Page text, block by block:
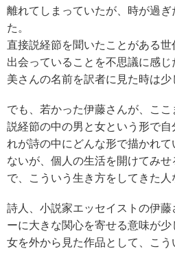
離れてしまっていたが、時が過
た。
直接説経節を聞いたことがある
出会っていることを不思議に感
美さんの名前を訳者に見た時は少
でも、若かった伊藤さんが、ここ
説経節の中の男と女という形で
れが詩の中にどんな形で描かれ
ないが、個人の生活を開けてみ
で、こういう生き方をしてきた人
詩人、小説家エッセイストの伊藤
ーに大きな関心を寄せる意味が
女を外から見た作品として、こう